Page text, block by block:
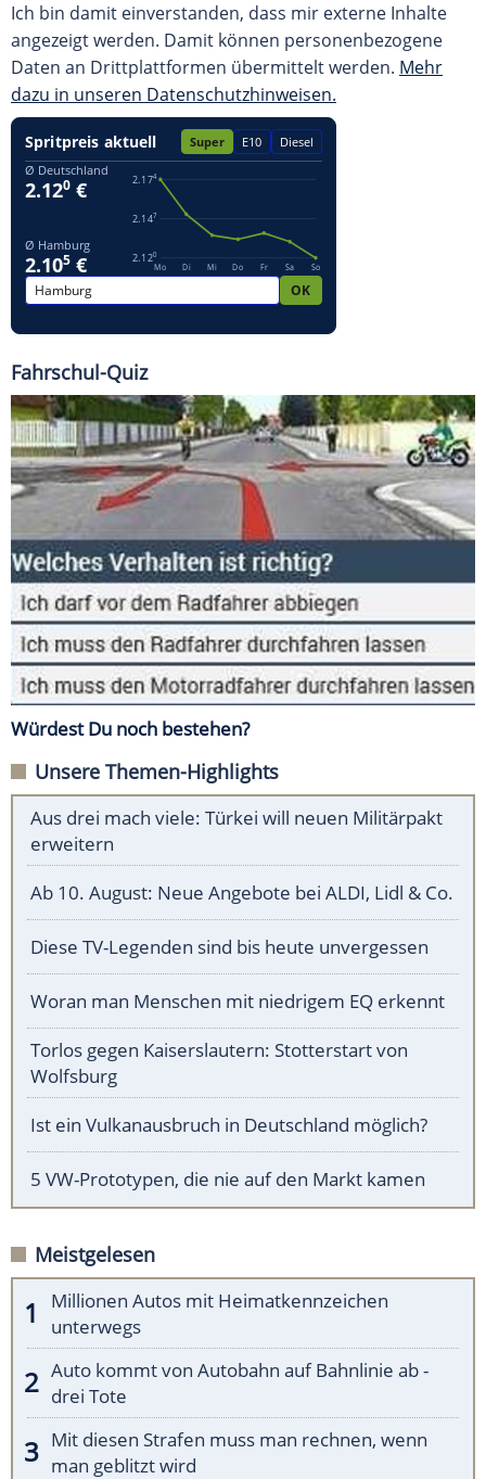
Ich bin damit einverstanden, dass mir externe Inhalte
angezeigt werden. Damit können personenbezogene
Daten an Drittplattformen übermittelt werden. Mehr
dazu in unseren Datenschutzhinweisen.
Fahrschul-Quiz
Würdest Du noch bestehen?
Unsere Themen-Highlights
Aus drei mach viele: Türkei will neuen Militärpakt
erweitern
Ab 10. August: Neue Angebote bei ALDI, Lidl & Co.
Diese TV-Legenden sind bis heute unvergessen
Woran man Menschen mit niedrigem EQ erkennt
Torlos gegen Kaiserslautern: Stotterstart von
Wolfsburg
Ist ein Vulkanausbruch in Deutschland möglich?
5 VW-Prototypen, die nie auf den Markt kamen
Meistgelesen
Millionen Autos mit Heimatkennzeichen
unterwegs
Auto kommt von Autobahn auf Bahnlinie ab -
drei Tote
Mit diesen Strafen muss man rechnen, wenn
man geblitzt wird